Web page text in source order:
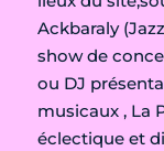
Ackbaraly
show de
ou DJ
musicaux , La
éclectique et